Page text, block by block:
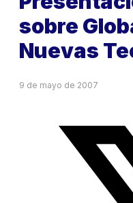
sobre
Nuevas
9 de mayo de 2007